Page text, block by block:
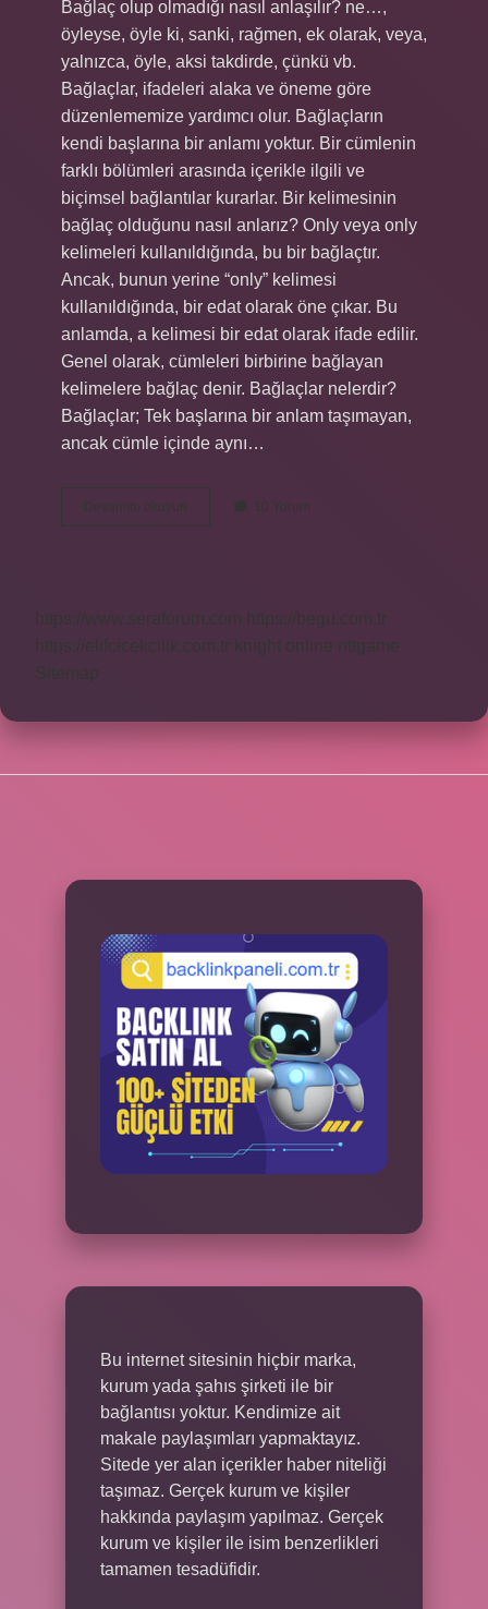
Bağlaç olup olmadığı nasıl anlaşılır? ne…,
öyleyse, öyle ki, sanki, rağmen, ek olarak, veya,
yalnızca, öyle, aksi takdirde, çünkü vb.
Bağlaçlar, ifadeleri alaka ve öneme göre
düzenlememize yardımcı olur. Bağlaçların
kendi başlarına bir anlamı yoktur. Bir cümlenin
farklı bölümleri arasında içerikle ilgili ve
biçimsel bağlantılar kurarlar. Bir kelimesinin
bağlaç olduğunu nasıl anlarız? Only veya only
kelimeleri kullanıldığında, bu bir bağlaçtır.
Ancak, bunun yerine “only” kelimesi
kullanıldığında, bir edat olarak öne çıkar. Bu
anlamda, a kelimesi bir edat olarak ifade edilir.
Genel olarak, cümleleri birbirine bağlayan
kelimelere bağlaç denir. Bağlaçlar nelerdir?
Bağlaçlar; Tek başlarına bir anlam taşımayan,
ancak cümle içinde aynı…
Devamını okuyun
Bir
10 Yorum
https://www.seraforum.com
https://begu.com.tr
https://elifcicekcilik.com.tr
knight online
nttgame
Sitemap
Bu internet sitesinin hiçbir marka,
kurum yada şahıs şirketi ile bir
bağlantısı yoktur. Kendimize ait
makale paylaşımları yapmaktayız.
Sitede yer alan içerikler haber niteliği
taşımaz. Gerçek kurum ve kişiler
hakkında paylaşım yapılmaz. Gerçek
kurum ve kişiler ile isim benzerlikleri
tamamen tesadüfidir.